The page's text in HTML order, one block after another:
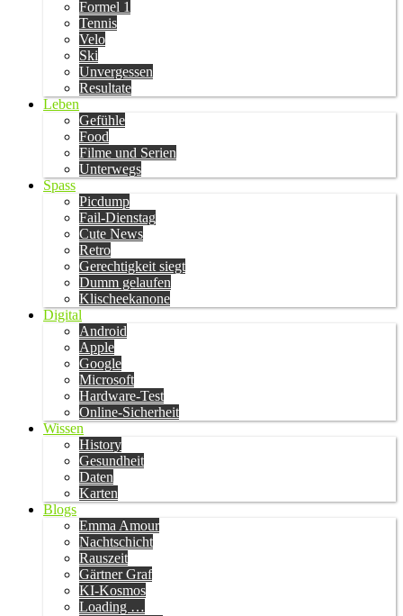
Formel 1
Tennis
Velo
Ski
Unvergessen
Resultate
Leben
Gefühle
Food
Filme und Serien
Unterwegs
Spass
Picdump
Fail-Dienstag
Cute News
Retro
Gerechtigkeit siegt
Dumm gelaufen
Klischeekanone
Digital
Android
Apple
Google
Microsoft
Hardware-Test
Online-Sicherheit
Wissen
History
Gesundheit
Daten
Karten
Blogs
Emma Amour
Nachtschicht
Rauszeit
Gärtner Graf
KI-Kosmos
Loading …